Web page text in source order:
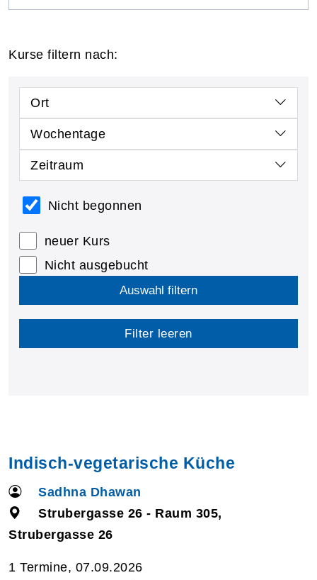
Kurse filtern nach:
Ort
Wochentage
Zeitraum
Nicht begonnen
neuer Kurs
Nicht ausgebucht
Auswahl filtern
Filter leeren
Indisch-vegetarische Küche
Sadhna Dhawan
Strubergasse 26 - Raum 305,
Strubergasse 26
1 Termine, 07.09.2026